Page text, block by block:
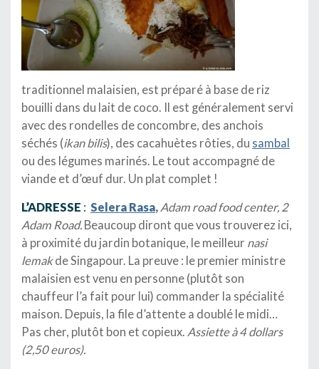
traditionnel malaisien, est préparé à base de riz
bouilli dans du lait de coco. Il est généralement servi
avec des rondelles de concombre, des anchois
séchés (ikan bilis), des cacahuètes rôties, du sambal
ou des légumes marinés. Le tout accompagné de
viande et d’œuf dur. Un plat complet !
L’ADRESSE : Selera Rasa, Adam road food center, 2
Adam Road. Beaucoup diront que vous trouverez ici,
à proximité du jardin botanique, le meilleur nasi
lemakde Singapour. La preuve : le premier ministre
malaisien est venu en personne (plutôt son
chauffeur l’a fait pour lui) commander la spécialité
maison. Depuis, la file d’attente a doublé le midi…
Pas cher, plutôt bon et copieux. Assiette à 4 dollars
(2,50 euros).